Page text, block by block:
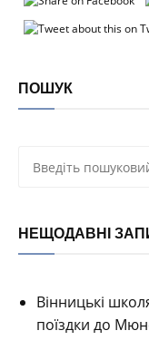
ПОШУК
НЕЩОДАВНІ
Вінницькі
поїздки до